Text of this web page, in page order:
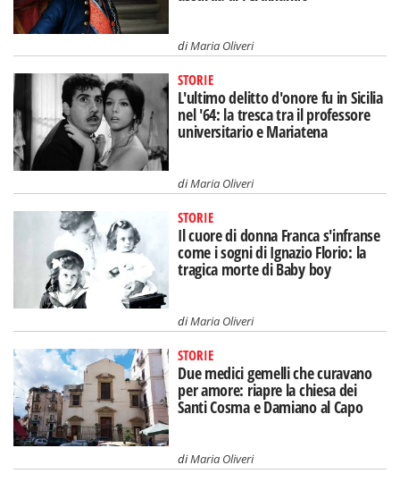
diMaria Oliveri
STORIE
L'ultimo delitto d'onore fu in Sicilia
nel '64: la tresca tra il professore
universitario e Mariatena
diMaria Oliveri
STORIE
Il cuore di donna Franca s'infranse
come i sogni di Ignazio Florio: la
tragica morte di Baby boy
diMaria Oliveri
STORIE
Due medici gemelli che curavano
per amore: riapre la chiesa dei
Santi Cosma e Damiano al Capo
diMaria Oliveri